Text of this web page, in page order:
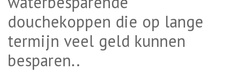
douchekoppen die op lange
termijn veel geld kunnen
besparen..